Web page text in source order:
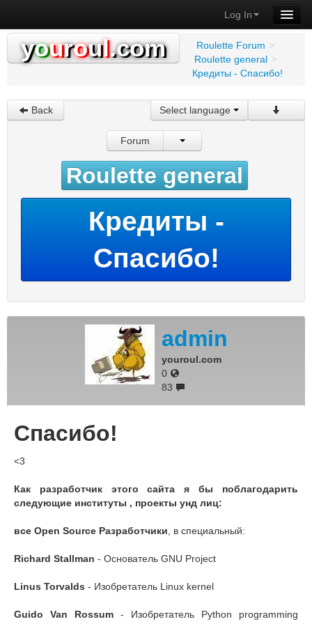
Log In
youroul.com Roulette Forum >
Roulette general >
Кредиты - Спасибо!
Back Select language
Forum
Roulette general
Кредиты -
Спасибо!
admin
youroul.com
0
83
Спасибо!
<3
Как разработчик этого сайта я бы поблагодарить
следующие институты , проекты унд лиц:
все Open Source Разработчики , в специальный:
Richard Stallman - Основатель GNU Project
Linus Torvalds - Изобретатель Linux kernel
Guido Van Rossum - Изобретатель Python programming